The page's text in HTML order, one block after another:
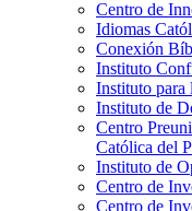
Centro de
Idiomas
Conexión
Instituto
Instituto para
Instituto de
Centro
Católica del
Instituto de
Centro de
Centro de